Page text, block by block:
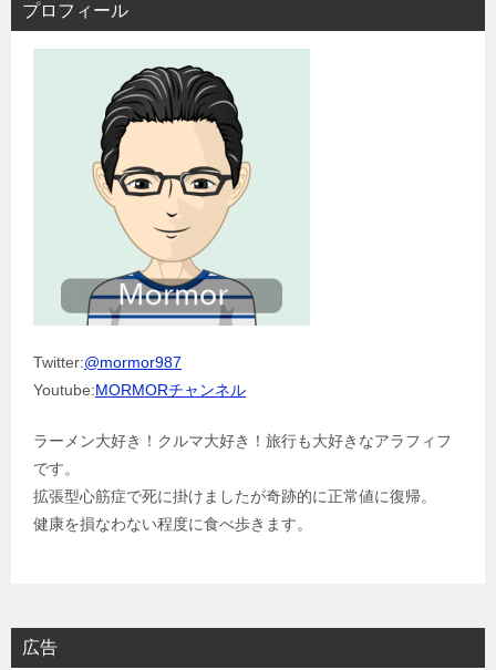
プロフィール
Twitter:@mormor987
Youtube:MORMORチャンネル
ラーメン大好き！クルマ大好き！旅行も大好きなアラフィフ
です。
拡張型心筋症で死に掛けましたが奇跡的に正常値に復帰。
健康を損なわない程度に食べ歩きます。
広告